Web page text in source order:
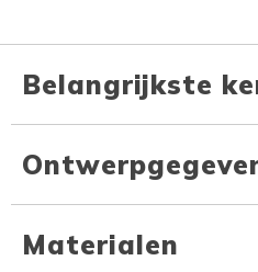
Belangrijkste
Materialen